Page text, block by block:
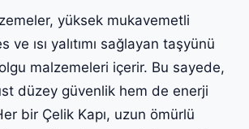
yüksek mukavemetli
ısı yalıtımı sağlayan taşyünü
malzemeleri içerir. Bu sayede,
düzey güvenlik hem de enerji
bir Çelik Kapı, uzun ömürlü